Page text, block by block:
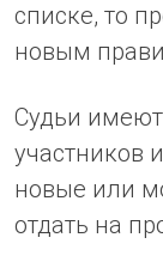
списке, то
новым
Судьи имеют
участников
новые или
отдать на